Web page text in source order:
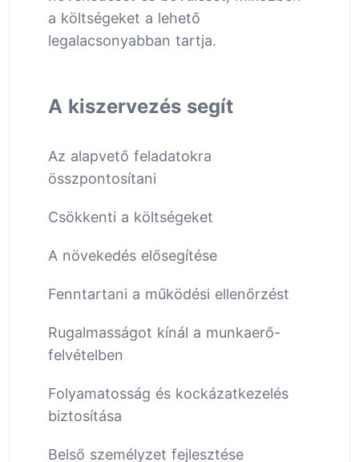
a költségeket a lehető
legalacsonyabban tartja.
A kiszervezés segít
Az alapvető feladatokra
összpontosítani
Csökkenti a költségeket
A növekedés elősegítése
Fenntartani a működési ellenőrzést
Rugalmasságot kínál a munkaerő-
felvételben
Folyamatosság és kockázatkezelés
biztosítása
Belső személyzet fejlesztése